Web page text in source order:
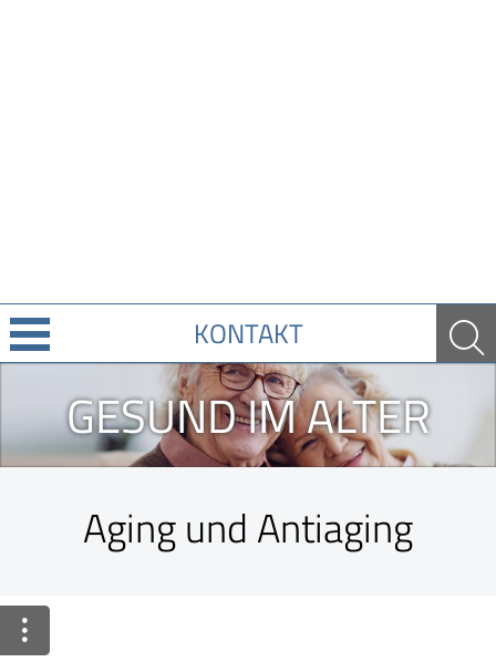
KONTAKT
Über Uns
Leistungen
ELTERN UND KIND
GESUND IM ALTER
Aging und Antiaging